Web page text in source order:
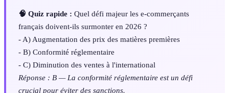
🧠 Quiz rapide : Quel défi majeur les e-commerçants
français doivent-ils surmonter en 2026 ?
- A) Augmentation des prix des matières premières
- B) Conformité réglementaire
- C) Diminution des ventes à l'international
Réponse : B — La conformité réglementaire est un défi
crucial pour éviter des sanctions.